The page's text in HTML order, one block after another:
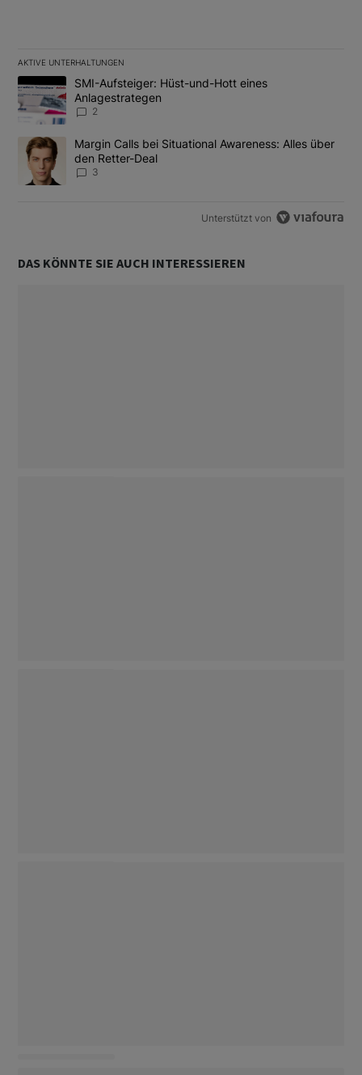
AKTIVE UNTERHALTUNGEN
Das Folgende ist eine Liste der am meisten kommentierten
Ein Trendartikel mit dem Titel "SMI-Aufsteiger: Hüst-und-Hott
SMI-Aufsteiger: Hüst-und-Hott eines
Anlagestrategen
2
Ein Trendartikel mit dem Titel "Margin Calls bei Situational
Margin Calls bei Situational Awareness: Alles über
den Retter-Deal
3
Unterstützt von
DAS KÖNNTE SIE AUCH INTERESSIEREN